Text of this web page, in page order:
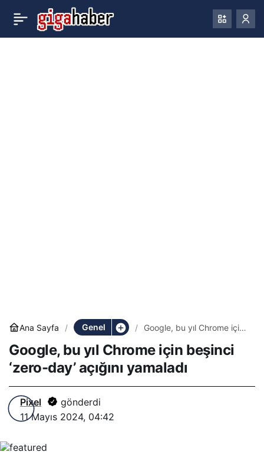
Ana Sayfa Genel
Google, bu yıl Chrome için
yamaladı
Google, bu yıl Chrome için beşinci
‘zero-day’ açığını yamaladı
Pixel
gönderdi
11 Mayıs 2024, 04:42
Google, bu yıl Chrome